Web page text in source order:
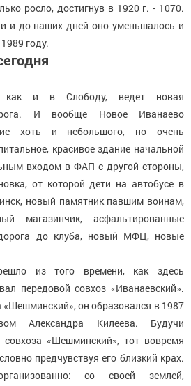
росло, достигнув в 1920 г. - 1070.
и до наших дней оно уменьшалось и
году.
как и в Слободу, ведет новая
И вообще Новое Иванаево
хоть и небольшого, но очень
красивое здание начальной
входом в ФАП с другой стороны,
от которой дети на автобусе в
новый памятник павшим воинам,
магазинчик, асфальтированные
до клуба, новый МФЦ, новые
из того времени, как здесь
передовой совхоз «Иванаевский».
он образовался в 1987
Александра Килеева. Будучи
«Шешминский», тот вовремя
предчувствуя его близкий крах.
со своей землей,